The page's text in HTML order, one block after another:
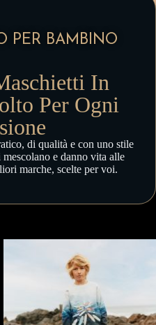
PER BAMBINO
In
Per Ogni
di qualità e con uno stile
e danno vita alle
marche, scelte per voi.